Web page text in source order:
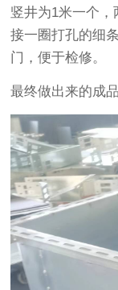
竖井为1米一个
接一圈打孔的细
门，便于检修。
最终做出来的成